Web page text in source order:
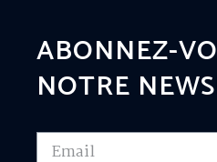
ABONNEZ-
NOTRE